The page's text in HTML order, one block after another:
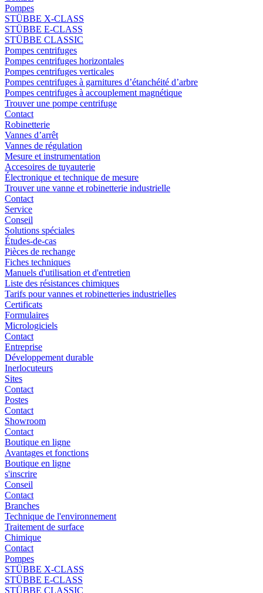
Pompes
STÜBBE X-CLASS
STÜBBE E-CLASS
STÜBBE CLASSIC
Pompes centrifuges
Pompes centrifuges horizontales
Pompes centrifuges verticales
Pompes centrifuges à garnitures d’étanchéité d’arbre
Pompes centrifuges à accouplement magnétique
Trouver une pompe centrifuge
Contact
Robinetterie
Vannes d’arrêt
Vannes de régulation
Mesure et instrumentation
Accesoires de tuyauterie
Électronique et technique de mesure
Trouver une vanne et robinetterie industrielle
Contact
Service
Conseil
Solutions spéciales
Études-de-cas
Pièces de rechange
Fiches techniques
Manuels d'utilisation et d'entretien
Liste des résistances chimiques
Tarifs pour vannes et robinetteries industrielles
Certificats
Formulaires
Micrologiciels
Contact
Entreprise
Développement durable
Inerlocuteurs
Sites
Contact
Postes
Contact
Showroom
Contact
Boutique en ligne
Avantages et fonctions
Boutique en ligne
s'inscrire
Conseil
Contact
Branches
Technique de l'environnement
Traitement de surface
Chimique
Contact
Pompes
STÜBBE X-CLASS
STÜBBE E-CLASS
STÜBBE CLASSIC